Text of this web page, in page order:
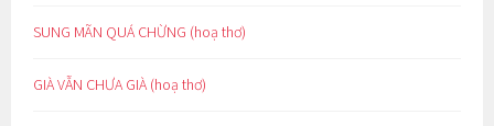
SUNG MÃN QUÁ CHỪNG (hoạ thơ)
GIÀ VẪN CHƯA GIÀ (hoạ thơ)